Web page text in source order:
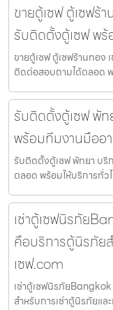
ขายตู้เซฟ ตู้เซฟร้
รับติดตั้งตู้เซฟ พ
ขายตู้เซฟ ตู้เซฟร้านทอง
ติดต่อสอบถามได้ตลอด
รับติดตั้งตู้เซฟ พัท
พร้อมทีมงานมืออ
รับติดตั้งตู้เซฟ พัทยา บริ
ตลอด พร้อมให้บริการทั่
เช่าตู้เซฟนิรภัย
คือบริการตู้นิรภัย
เซฟ.com
เช่าตู้เซฟนิรภัยBangkok
สำหรับการเช่าตู้นิรภัยแล